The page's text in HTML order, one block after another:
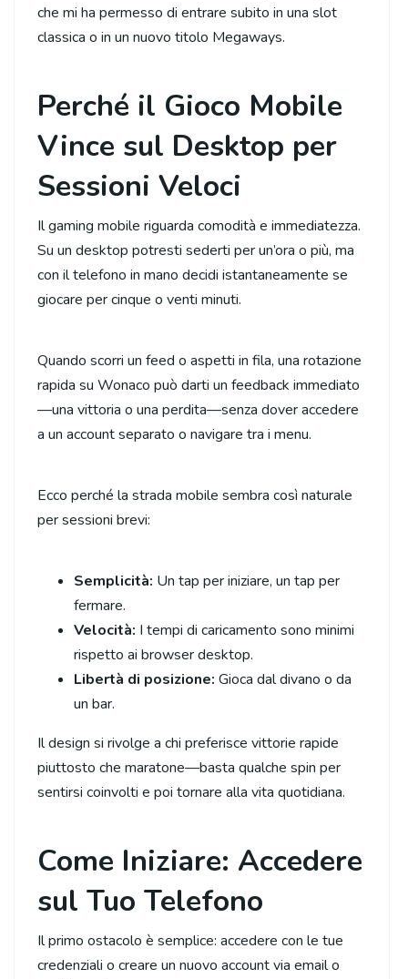
che mi ha permesso di entrare subito in una slot
classica o in un nuovo titolo Megaways.
Perché il Gioco Mobile
Vince sul Desktop per
Sessioni Veloci
Il gaming mobile riguarda comodità e immediatezza.
Su un desktop potresti sederti per un’ora o più, ma
con il telefono in mano decidi istantaneamente se
giocare per cinque o venti minuti.
Quando scorri un feed o aspetti in fila, una rotazione
rapida su Wonaco può darti un feedback immediato
—una vittoria o una perdita—senza dover accedere
a un account separato o navigare tra i menu.
Ecco perché la strada mobile sembra così naturale
per sessioni brevi:
Semplicità: Un tap per iniziare, un tap per
fermare.
Velocità: I tempi di caricamento sono minimi
rispetto ai browser desktop.
Libertà di posizione: Gioca dal divano o da
un bar.
Il design si rivolge a chi preferisce vittorie rapide
piuttosto che maratone—basta qualche spin per
sentirsi coinvolti e poi tornare alla vita quotidiana.
Come Iniziare: Accedere
sul Tuo Telefono
Il primo ostacolo è semplice: accedere con le tue
credenziali o creare un nuovo account via email o